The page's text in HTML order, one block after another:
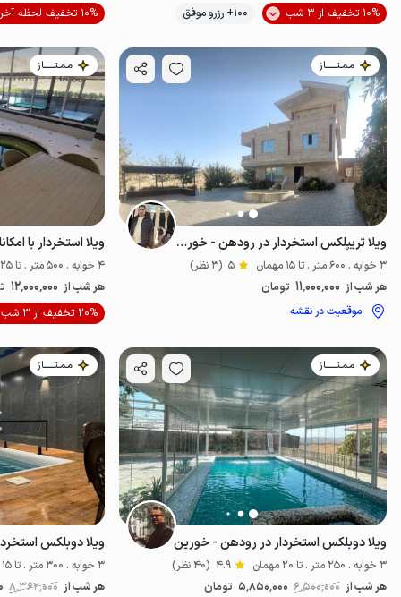
10% تخفیف از 3 شب
100+ رزرو موفق موقعیت در نقشه
10% تخفیف لحظه آخری
مـمـتــــــاز
ویلا تریپلکس استخردار در رودهن - خورین
3 خوابه . 600 متر . تا 15 مهمان 5 (3 نظر)
هر شب از 11٬000٬000 تومان
موقعیت در نقشه
مـمـتــــــاز
ویلا استخردار با
4 خوابه . 500 متر . تا 25 مهمان
هر شب از 12٬000٬000
20% تخفیف از 3 شب
مـمـتــــــاز
ویلا دوبلکس استخردار در رودهن - خورین
3 خوابه . 250 متر . تا 20 مهمان 4.9 (40 نظر)
هر شب از 6٬500٬000 5٬850٬000 تومان
مـمـتــــــاز
ویلا دوبلکس
3 خوابه . 300 متر . تا 15 مهمان
هر شب از 8٬362٬000